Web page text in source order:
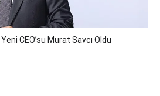
CEO’su Murat Savcı Oldu